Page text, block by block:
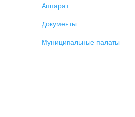
Аппарат
Документы
Муниципальные палаты